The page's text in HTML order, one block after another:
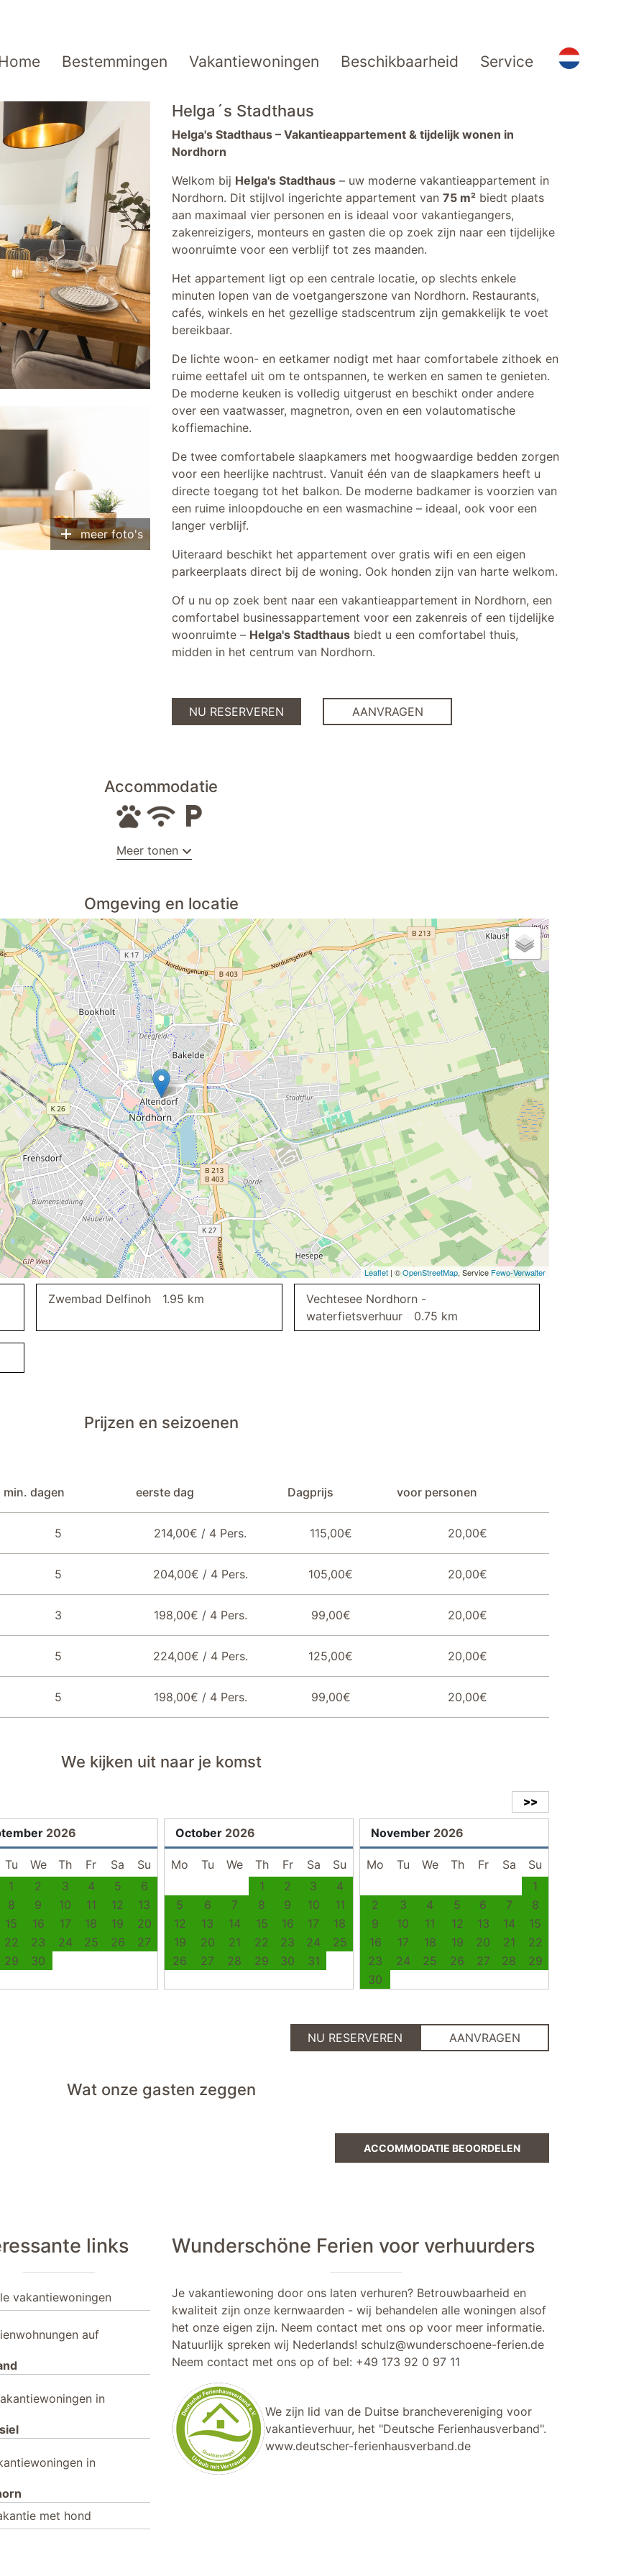
Bestemmingen Vakantiewoningen Beschikbaarheid Service
add meer foto's
Helga´s Stadthaus
Helga's Stadthaus – Vakantieappartement & tijdelijk wonen in
Nordhorn
Welkom bij Helga's Stadthaus – uw moderne vakantieappartement in
Nordhorn. Dit stijlvol ingerichte appartement van 75 m² biedt plaats
aan maximaal vier personen en is ideaal voor vakantiegangers,
zakenreizigers, monteurs en gasten die op zoek zijn naar een tijdelijke
woonruimte voor een verblijf tot zes maanden.
Het appartement ligt op een centrale locatie, op slechts enkele
minuten lopen van de voetgangerszone van Nordhorn. Restaurants,
cafés, winkels en het gezellige stadscentrum zijn gemakkelijk te voet
bereikbaar.
De lichte woon- en eetkamer nodigt met haar comfortabele zithoek en
ruime eettafel uit om te ontspannen, te werken en samen te genieten.
De moderne keuken is volledig uitgerust en beschikt onder andere
over een vaatwasser, magnetron, oven en een volautomatische
koffiemachine.
De twee comfortabele slaapkamers met hoogwaardige bedden zorgen
voor een heerlijke nachtrust. Vanuit één van de slaapkamers heeft u
directe toegang tot het balkon. De moderne badkamer is voorzien van
een ruime inloopdouche en een wasmachine – ideaal, ook voor een
langer verblijf.
Uiteraard beschikt het appartement over gratis wifi en een eigen
parkeerplaats direct bij de woning. Ook honden zijn van harte welkom.
Of u nu op zoek bent naar een vakantieappartement in Nordhorn, een
comfortabel businessappartement voor een zakenreis of een tijdelijke
woonruimte – Helga's Stadthaus biedt u een comfortabel thuis,
midden in het centrum van Nordhorn.
NU RESERVEREN AANVRAGEN
Accommodatie
Meer tonen
betaling zonder contant geld
in het centrum
strijkplank
bowling
dweilbaar vloeroppervlak
fietsen
honden toegestaan
minigolf
verwarming
paardrijden
honden toegestaan
vissen
wastafel
inloopdouche
vloerverwarming
spiegel
wc
regendouche
Omgeving en locatie
Leaflet | ©OpenStreetMap, Service Fewo-Verwalter
Zwembad Delfinoh 1.95 km
Vechtesee Nordhorn -
waterfietsverhuur
0.75 km
Prijzen en seizoenen
min. dagen eerste dag Dagprijs voor personen
5 214,00€ / 4 Pers. 115,00€ 20,00€
5 204,00€ / 4 Pers. 105,00€ 20,00€
3 198,00€ / 4 Pers. 99,00€ 20,00€
5 224,00€ / 4 Pers. 125,00€ 20,00€
5 198,00€ / 4 Pers. 99,00€ 20,00€
We kijken uit naar je komst
>>
2026
Tu We Th Fr Sa
Su
1
2 3 4 5
6
8 9 10 11 12
13
15 16 17 18 19
20
22 23 24 25 26
27
29 30
October 2026
Mo Tu We Th Fr Sa
Su
1
2 3
4
5
6 7 8 9 10
11
12
13 14 15 16 17
18
19
20 21 22 23 24
25
26
27 28 29 30 31
November 2026
Mo Tu We Th Fr Sa
Su
1
2
3 4 5 6 7
8
9
10 11 12 13 14
15
16
17 18 19 20 21
22
23
24 25 26 27 28
29
30
NU RESERVEREN AANVRAGEN
Wat onze gasten zeggen
ACCOMMODATIE BEOORDELEN
links
vakantiewoningen
auf
in
in
met hond
Wunderschöne Ferien voor verhuurders
Je vakantiewoning door ons laten verhuren? Betrouwbaarheid en
kwaliteit zijn onze kernwaarden - wij behandelen alle woningen alsof
het onze eigen zijn. Neem contact met ons op voor meer informatie.
Natuurlijk spreken wij Nederlands! schulz@wunderschoene-ferien.de
Neem contact met ons op of bel: +49 173 92 0 97 11
We zijn lid van de Duitse branchevereniging voor
vakantieverhuur, het "Deutsche Ferienhausverband".
www.deutscher-ferienhausverband.de